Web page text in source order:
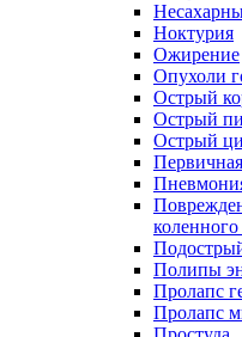
Ноктурия
Ожирение
Опухоли
Острый
Острый
Острый
коленного
Полипы
Пролапс
Пролапс